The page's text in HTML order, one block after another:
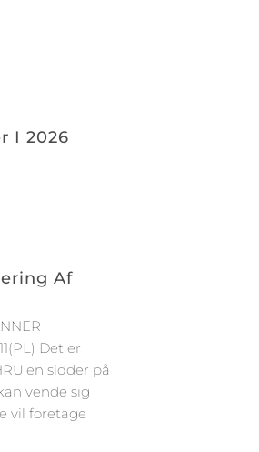
I 2026
Af
Det er
sidder på
vende sig
vil foretage